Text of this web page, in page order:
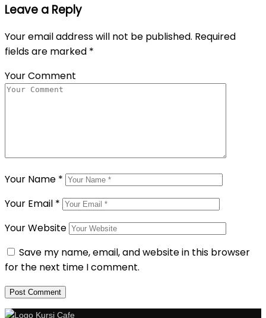
Leave a Reply
Your email address will not be published. Required
fields are marked *
Your Comment
Your Name *
Your Email *
Your Website
Save my name, email, and website in this browser
for the next time I comment.